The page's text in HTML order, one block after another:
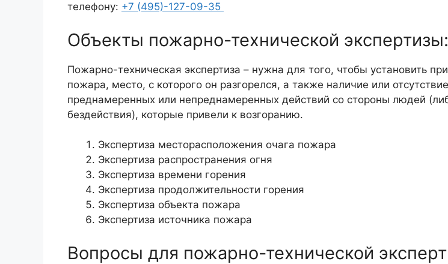
телефону: +7 (495)-127-09-35
Объекты пожарно-технической экспертизы:
Пожарно-техническая экспертиза – нужна для того, чтобы установить
пожара, место, с которого он разгорелся, а также наличие или отсутствие
преднамеренных или непреднамеренных действий со стороны людей
бездействия), которые привели к возгоранию.
Экспертиза месторасположения очага пожара
Экспертиза распространения огня
Экспертиза времени горения
Экспертиза продолжительности горения
Экспертиза объекта пожара
Экспертиза источника пожара
Вопросы для пожарно-технической